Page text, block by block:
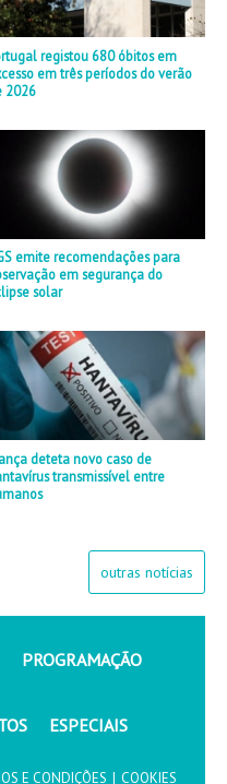
registou 680 óbitos em
em três períodos do verão
2026
emite recomendações para
em segurança do
solar
deteta novo caso de
transmissível entre
outras notícias
PROGRAMAÇÃO
ESPECIAIS
E CONDIÇÕES | COOKIES